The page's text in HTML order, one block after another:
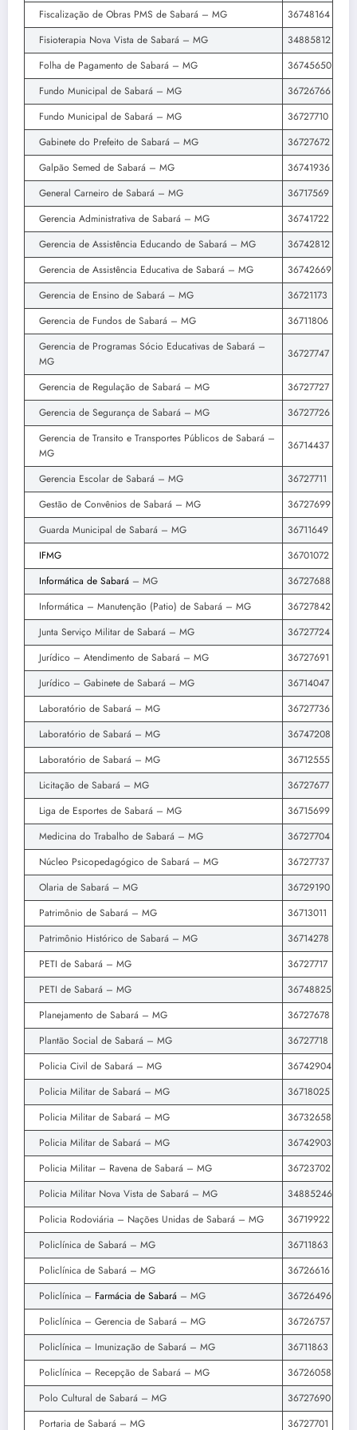
Fiscalização de Obras PMS de Sabará – MG
36748164
Fisioterapia Nova Vista de Sabará – MG
34885812
Folha de Pagamento de Sabará – MG
36745650
Fundo Municipal de Sabará – MG
36726766
Fundo Municipal de Sabará – MG
36727710
Gabinete do Prefeito de Sabará – MG
36727672
Galpão Semed de Sabará – MG
36741936
General Carneiro de Sabará – MG
36717569
Gerencia Administrativa de Sabará – MG
36741722
Gerencia de Assistência Educando de Sabará – MG
36742812
Gerencia de Assistência Educativa de Sabará – MG
36742669
Gerencia de Ensino de Sabará – MG
36721173
Gerencia de Fundos de Sabará – MG
36711806
Gerencia de Programas Sócio Educativas de Sabará –
MG
36727747
Gerencia de Regulação de Sabará – MG
36727727
Gerencia de Segurança de Sabará – MG
36727726
Gerencia de Transito e Transportes Públicos de Sabará –
MG
36714437
Gerencia Escolar de Sabará – MG
36727711
Gestão de Convênios de Sabará – MG
36727699
Guarda Municipal de Sabará – MG
36711649
IFMG
36701072
Informática de Sabará – MG
36727688
Informática – Manutenção (Patio) de Sabará – MG
36727842
Junta Serviço Militar de Sabará – MG
36727724
Jurídico – Atendimento de Sabará – MG
36727691
Jurídico – Gabinete de Sabará – MG
36714047
Laboratório de Sabará – MG
36727736
Laboratório de Sabará – MG
36747208
Laboratório de Sabará – MG
36712555
Licitação de Sabará – MG
36727677
Liga de Esportes de Sabará – MG
36715699
Medicina do Trabalho de Sabará – MG
36727704
Núcleo Psicopedagógico de Sabará – MG
36727737
Olaria de Sabará – MG
36729190
Patrimônio de Sabará – MG
36713011
Patrimônio Histórico de Sabará – MG
36714278
PETI de Sabará – MG
36727717
PETI de Sabará – MG
36748825
Planejamento de Sabará – MG
36727678
Plantão Social de Sabará – MG
36727718
Policia Civil de Sabará – MG
36742904
Policia Militar de Sabará – MG
36718025
Policia Militar de Sabará – MG
36732658
Policia Militar de Sabará – MG
36742903
Policia Militar – Ravena de Sabará – MG
36723702
Policia Militar Nova Vista de Sabará – MG
34885246
Policia Rodoviária – Nações Unidas de Sabará – MG
36719922
Policlínica de Sabará – MG
36711863
Policlínica de Sabará – MG
36726616
Policlínica – Farmácia de Sabará – MG
36726496
Policlínica – Gerencia de Sabará – MG
36726757
Policlínica – Imunização de Sabará – MG
36711863
Policlínica – Recepção de Sabará – MG
36726058
Polo Cultural de Sabará – MG
36727690
Portaria de Sabará – MG
36727701